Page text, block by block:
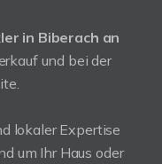
in Biberach an
und bei der
lokaler Expertise
um Ihr Haus oder